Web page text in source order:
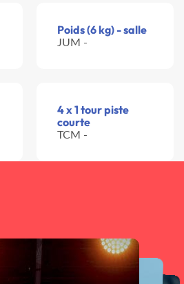
Poids (6 kg) - salle
JUM -
4 x 1 tour piste
courte
TCM -